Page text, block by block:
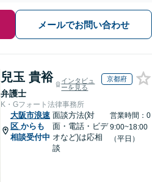
メールでお問い合わせ
兒玉 貴裕
弁護士
インタビュ
ーを見る
京都府
K・Gフォート法律事務所
大阪市浪速
区 からも
相談受付中
面談方法(対
面・電話・ビデ
オなど)は応相
談
営業時間：0
9:00~18:00
（平日）